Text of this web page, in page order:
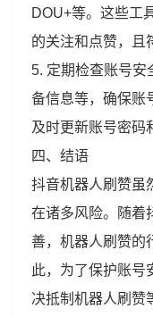
DOU+等。这些工
的关注和点赞，且
5. 定期检查账号安
备信息等，确保账
及时更新账号密码
四、结语
抖音机器人刷赞虽
在诸多风险。随着
善，机器人刷赞的
此，为了保护账号
决抵制机器人刷赞